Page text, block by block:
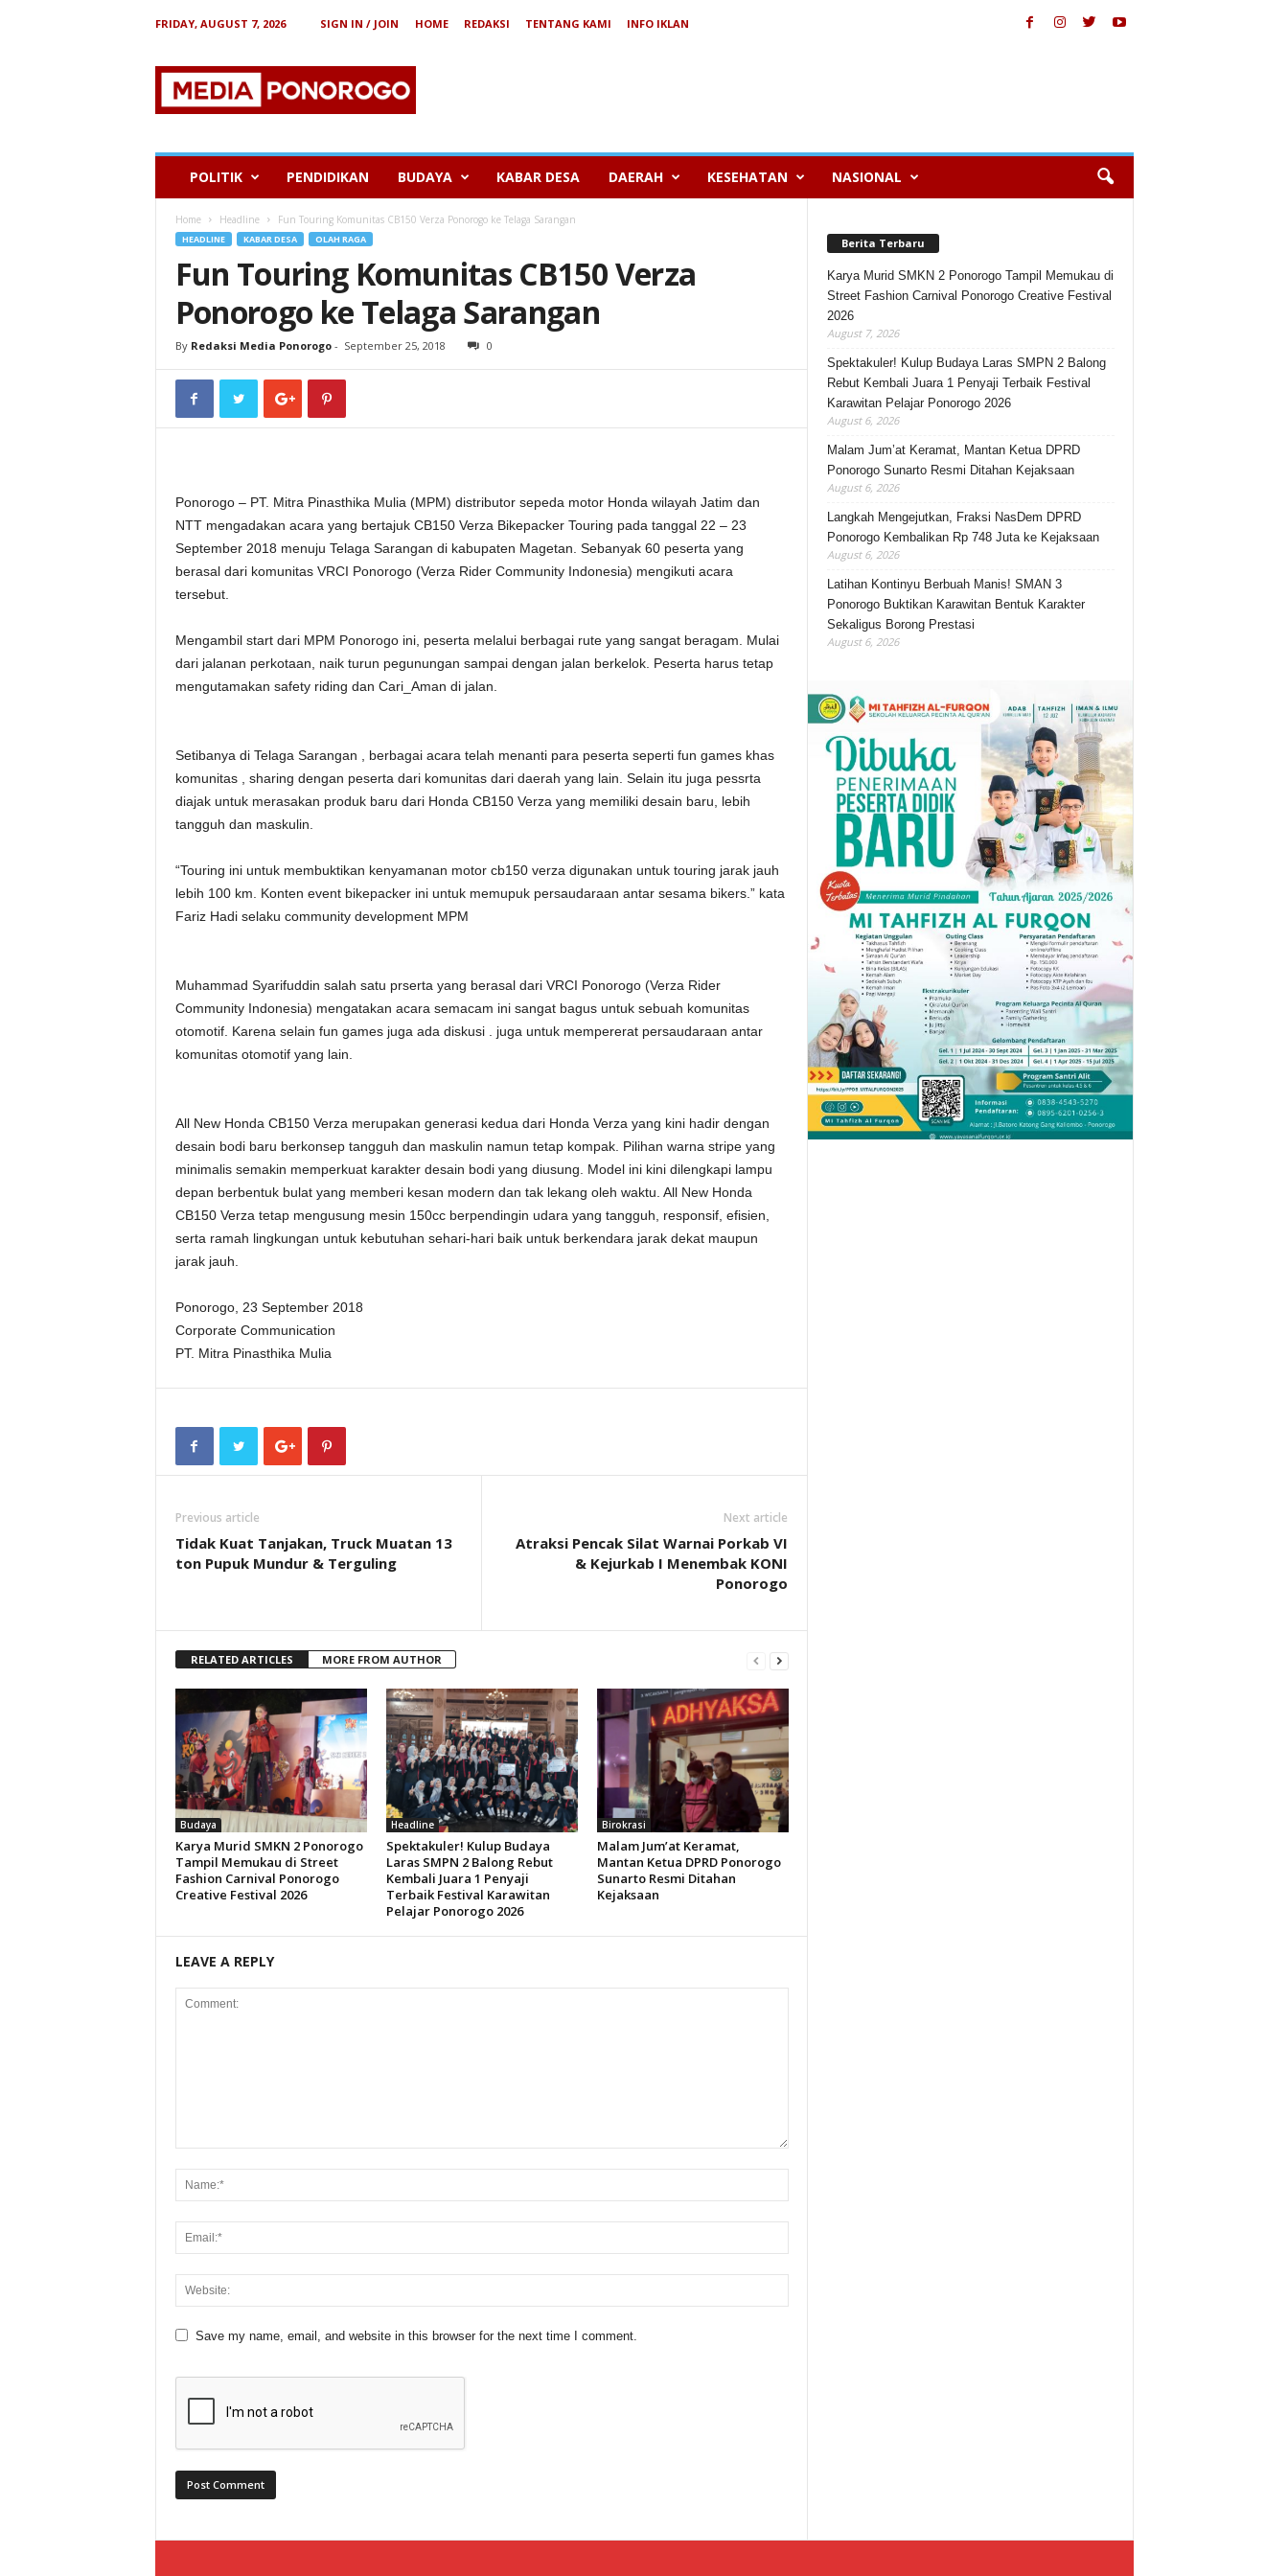
FRIDAY, AUGUST 7, 2026 SIGN IN / JOIN HOME REDAKSI TENTANG KAMI
INFO IKLAN
e
POLITIK PENDIDIKAN BUDAYA KABAR DESA DAERAH KESEHATAN NASIONAL
Home Headline Fun Touring Komunitas CB150 Verza Ponorogo ke Telaga Sarangan
HEADLINE KABAR DESA OLAH RAGA
Fun Touring Komunitas CB150 Verza
Ponorogo ke Telaga Sarangan
By Redaksi Media Ponorogo- September 25, 2018 0
Ponorogo – PT. Mitra Pinasthika Mulia (MPM) distributor sepeda motor Honda wilayah Jatim dan
NTT mengadakan acara yang bertajuk CB150 Verza Bikepacker Touring pada tanggal 22 – 23
September 2018 menuju Telaga Sarangan di kabupaten Magetan. Sebanyak 60 peserta yang
berasal dari komunitas VRCI Ponorogo (Verza Rider Community Indonesia) mengikuti acara
tersebut.
Mengambil start dari MPM Ponorogo ini, peserta melalui berbagai rute yang sangat beragam. Mulai
dari jalanan perkotaan, naik turun pegunungan sampai dengan jalan berkelok. Peserta harus tetap
mengutamakan safety riding dan Cari_Aman di jalan.
Setibanya di Telaga Sarangan , berbagai acara telah menanti para peserta seperti fun games khas
komunitas , sharing dengan peserta dari komunitas dari daerah yang lain. Selain itu juga pessrta
diajak untuk merasakan produk baru dari Honda CB150 Verza yang memiliki desain baru, lebih
tangguh dan maskulin.
“Touring ini untuk membuktikan kenyamanan motor cb150 verza digunakan untuk touring jarak jauh
lebih 100 km. Konten event bikepacker ini untuk memupuk persaudaraan antar sesama bikers.” kata
Fariz Hadi selaku community development MPM
Muhammad Syarifuddin salah satu prserta yang berasal dari VRCI Ponorogo (Verza Rider
Community Indonesia) mengatakan acara semacam ini sangat bagus untuk sebuah komunitas
otomotif. Karena selain fun games juga ada diskusi . juga untuk mempererat persaudaraan antar
komunitas otomotif yang lain.
All New Honda CB150 Verza merupakan generasi kedua dari Honda Verza yang kini hadir dengan
desain bodi baru berkonsep tangguh dan maskulin namun tetap kompak. Pilihan warna stripe yang
minimalis semakin memperkuat karakter desain bodi yang diusung. Model ini kini dilengkapi lampu
depan berbentuk bulat yang memberi kesan modern dan tak lekang oleh waktu. All New Honda
CB150 Verza tetap mengusung mesin 150cc berpendingin udara yang tangguh, responsif, efisien,
serta ramah lingkungan untuk kebutuhan sehari-hari baik untuk berkendara jarak dekat maupun
jarak jauh.
Ponorogo, 23 September 2018
Corporate Communication
PT. Mitra Pinasthika Mulia
Previous article
Tidak Kuat Tanjakan, Truck Muatan 13
ton Pupuk Mundur & Terguling
Next article
Atraksi Pencak Silat Warnai Porkab VI
& Kejurkab I Menembak KONI
Ponorogo
RELATED ARTICLES MORE FROM AUTHOR
Budaya
Karya Murid SMKN 2 Ponorogo
Tampil Memukau di Street
Fashion Carnival Ponorogo
Creative Festival 2026
Headline
Spektakuler! Kulup Budaya
Laras SMPN 2 Balong Rebut
Kembali Juara 1 Penyaji
Terbaik Festival Karawitan
Pelajar Ponorogo 2026
Birokrasi
Malam Jum’at Keramat,
Mantan Ketua DPRD Ponorogo
Sunarto Resmi Ditahan
Kejaksaan
LEAVE A REPLY
Save my name, email, and website in this browser for the next time I comment.
Berita Terbaru
Karya Murid SMKN 2 Ponorogo Tampil Memukau di
Street Fashion Carnival Ponorogo Creative Festival
2026
August 7, 2026
Spektakuler! Kulup Budaya Laras SMPN 2 Balong
Rebut Kembali Juara 1 Penyaji Terbaik Festival
Karawitan Pelajar Ponorogo 2026
August 6, 2026
Malam Jum’at Keramat, Mantan Ketua DPRD
Ponorogo Sunarto Resmi Ditahan Kejaksaan
August 6, 2026
Langkah Mengejutkan, Fraksi NasDem DPRD
Ponorogo Kembalikan Rp 748 Juta ke Kejaksaan
August 6, 2026
Latihan Kontinyu Berbuah Manis! SMAN 3
Ponorogo Buktikan Karawitan Bentuk Karakter
Sekaligus Borong Prestasi
August 6, 2026